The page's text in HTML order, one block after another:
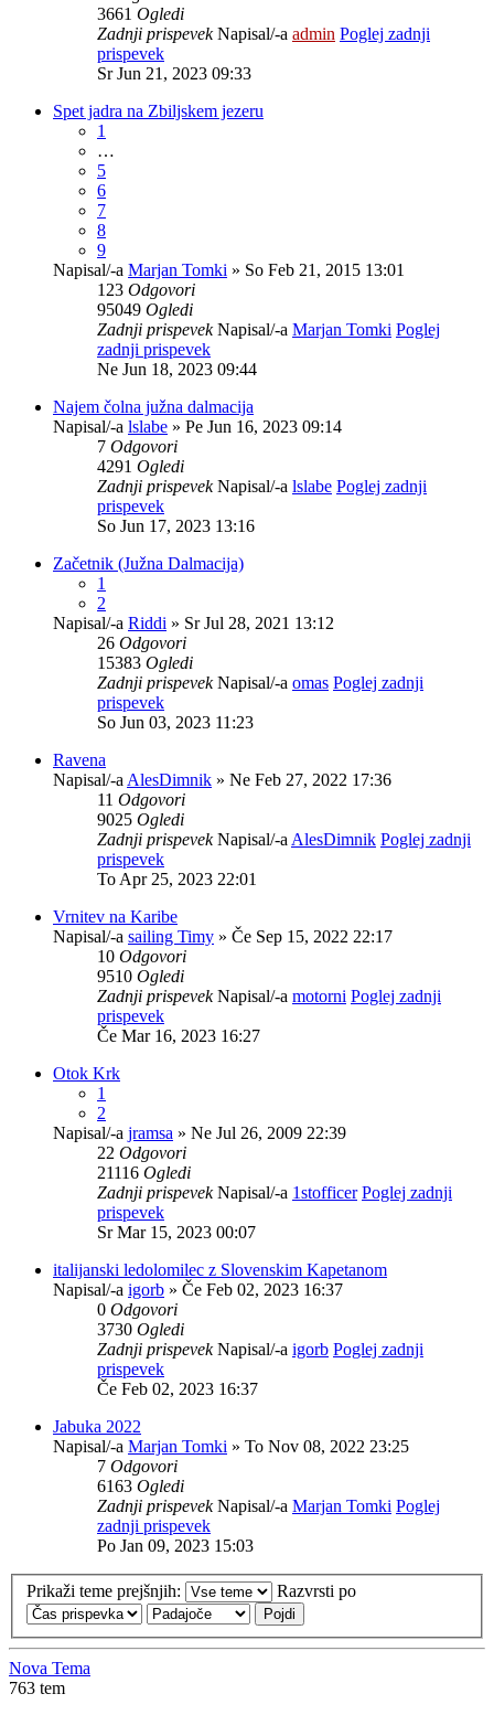
3661 Ogledi
Zadnji prispevekNapisal/-a admin Poglej zadnji
prispevek
Sr Jun 21, 2023 09:33
Spet jadra na Zbiljskem jezeru
1
…
5
6
7
8
9
Napisal/-a Marjan Tomki » So Feb 21, 2015 13:01
123 Odgovori
95049 Ogledi
Zadnji prispevekNapisal/-a Marjan Tomki Poglej
zadnji prispevek
Ne Jun 18, 2023 09:44
Najem čolna južna dalmacija
Napisal/-a lslabe » Pe Jun 16, 2023 09:14
7 Odgovori
4291 Ogledi
Zadnji prispevekNapisal/-a lslabe Poglej zadnji
prispevek
So Jun 17, 2023 13:16
Začetnik (Južna Dalmacija)
1
2
Napisal/-a Riddi » Sr Jul 28, 2021 13:12
26 Odgovori
15383 Ogledi
Zadnji prispevekNapisal/-a omas Poglej zadnji
prispevek
So Jun 03, 2023 11:23
Ravena
Napisal/-a AlesDimnik » Ne Feb 27, 2022 17:36
11 Odgovori
9025 Ogledi
Zadnji prispevekNapisal/-a AlesDimnik Poglej zadnji
prispevek
To Apr 25, 2023 22:01
Vrnitev na Karibe
Napisal/-a sailing Timy » Če Sep 15, 2022 22:17
10 Odgovori
9510 Ogledi
Zadnji prispevekNapisal/-a motorni Poglej zadnji
prispevek
Če Mar 16, 2023 16:27
Otok Krk
1
2
Napisal/-a jramsa » Ne Jul 26, 2009 22:39
22 Odgovori
21116 Ogledi
Zadnji prispevekNapisal/-a 1stofficer Poglej zadnji
prispevek
Sr Mar 15, 2023 00:07
italijanski ledolomilec z Slovenskim Kapetanom
Napisal/-a igorb » Če Feb 02, 2023 16:37
0 Odgovori
3730 Ogledi
Zadnji prispevekNapisal/-a igorb Poglej zadnji
prispevek
Če Feb 02, 2023 16:37
Jabuka 2022
Napisal/-a Marjan Tomki » To Nov 08, 2022 23:25
7 Odgovori
6163 Ogledi
Zadnji prispevekNapisal/-a Marjan Tomki Poglej
zadnji prispevek
Po Jan 09, 2023 15:03
Prikaži teme prejšnjih: Razvrsti po
Nova Tema
763 tem